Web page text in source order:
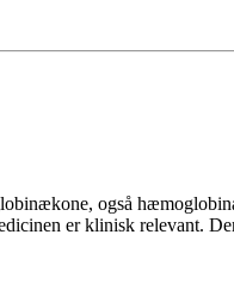
også
er klinisk relevant.